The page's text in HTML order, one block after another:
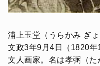
浦上玉堂（うらかみ ぎ
文政3年9月4日（1820
文人画家。名は孝弼（